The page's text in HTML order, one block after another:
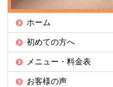
ホーム
初めての方へ
メニュー・料金表
お客様の声